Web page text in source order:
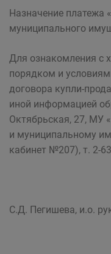
Назначение платежа
муниципального
Для ознакомления с
порядком и
договора купли-
иной информацией
Октябрьская, 27, МУ
и муниципальному
кабинет №207), т. 2-
С.Д. Пегишева, и.о.